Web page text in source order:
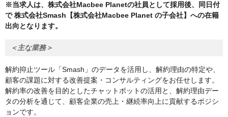
※当求人は、株式会社Macbee Planetの社員として採用後、同日付
で 株式会社Smash【株式会社Macbee Planet の子会社】への在籍
出向となります。
＜主な業務＞
解約抑止ツール「Smash」のデータを活用し、解約理由の特定や、
顧客の課題に対する改善提案・コンサルティングをお任せします。
解約率の改善を目的としたチャットボットの活用と、解約理由デー
タの分析を通じて、顧客企業の売上・継続率向上に貢献するポジシ
ョンです。